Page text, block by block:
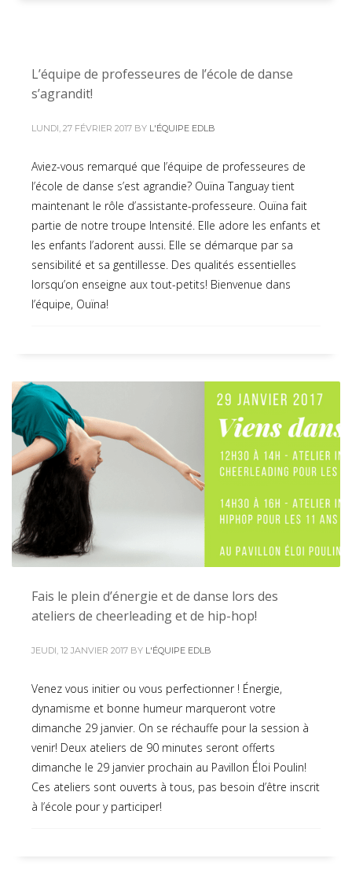
L’équipe de professeures de l’école de danse
s’agrandit!
LUNDI, 27 FÉVRIER 2017 BY L'ÉQUIPE EDLB
Aviez-vous remarqué que l’équipe de professeures de
l’école de danse s’est agrandie? Ouïna Tanguay tient
maintenant le rôle d’assistante-professeure. Ouïna fait
partie de notre troupe Intensité. Elle adore les enfants et
les enfants l’adorent aussi. Elle se démarque par sa
sensibilité et sa gentillesse. Des qualités essentielles
lorsqu’on enseigne aux tout-petits! Bienvenue dans
l’équipe, Ouïna!
Fais le plein d’énergie et de danse lors des
ateliers de cheerleading et de hip-hop!
JEUDI, 12 JANVIER 2017 BY L'ÉQUIPE EDLB
Venez vous initier ou vous perfectionner ! Énergie,
dynamisme et bonne humeur marqueront votre
dimanche 29 janvier. On se réchauffe pour la session à
venir! Deux ateliers de 90 minutes seront offerts
dimanche le 29 janvier prochain au Pavillon Éloi Poulin!
Ces ateliers sont ouverts à tous, pas besoin d’être inscrit
à l’école pour y participer!